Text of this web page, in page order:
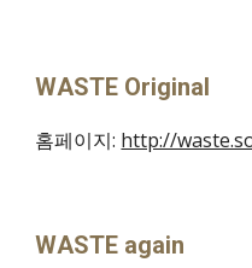
WASTE Original
홈페이지: http://
WASTE again